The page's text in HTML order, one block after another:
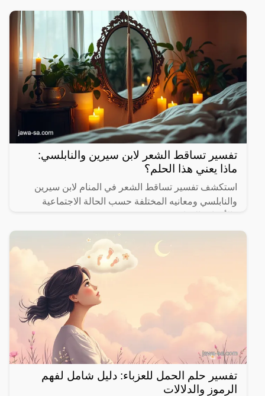
تفسير تساقط الشعر لابن سيرين والنابلسي:
ماذا يعني هذا الحلم؟
استكشف تفسير تساقط الشعر في المنام لابن سيرين
والنابلسي ومعانيه المختلفة حسب الحالة الاجتماعية
تفسير حلم الحمل للعزباء: دليل شامل لفهم
الرموز والدلالات